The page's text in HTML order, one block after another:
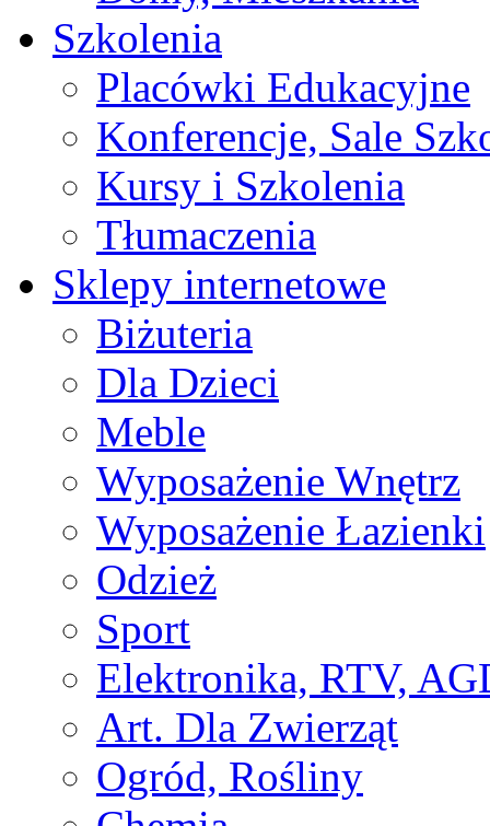
Szkolenia
Placówki Edukacyjne
Konferencje, Sale
Kursy i Szkolenia
Tłumaczenia
Sklepy internetowe
Biżuteria
Dla Dzieci
Meble
Wyposażenie Wnętrz
Wyposażenie Łazienki
Odzież
Sport
Elektronika, RTV,
Art. Dla Zwierząt
Ogród, Rośliny